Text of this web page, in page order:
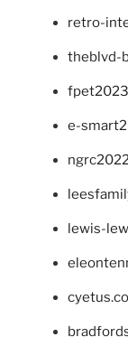
retro-
theblvd-
e-
lewis-